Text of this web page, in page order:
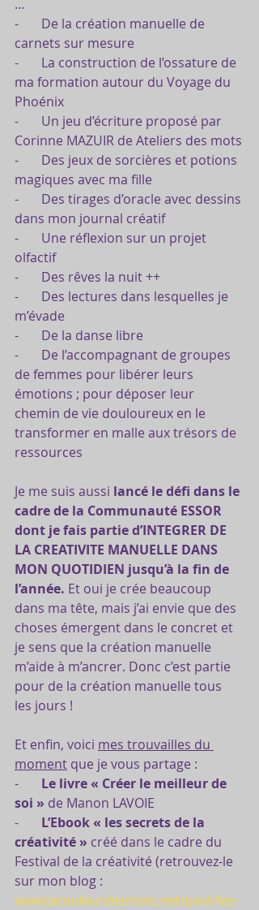
…
-       De la création manuelle de
carnets sur mesure
-       La construction de l’ossature de
ma formation autour du Voyage du
Phoénix
-       Un jeu d’écriture proposé par
Corinne MAZUIR de Ateliers des mots
-       Des jeux de sorcières et potions
magiques avec ma fille
-       Des tirages d’oracle avec dessins
dans mon journal créatif
-       Une réflexion sur un projet
olfactif
-       Des rêves la nuit ++
-       Des lectures dans lesquelles je
m’évade
-       De la danse libre
-       De l’accompagnant de groupes
de femmes pour libérer leurs
émotions ; pour déposer leur
chemin de vie douloureux en le
transformer en malle aux trésors de
ressources
Je me suis aussi lancé le défi dans le
cadre de la Communauté ESSOR
dont je fais partie d’INTEGRER DE
LA CREATIVITE MANUELLE DANS
MON QUOTIDIEN jusqu’à la fin de
l’année. Et oui je crée beaucoup
dans ma tête, mais j’ai envie que des
choses émergent dans le concret et
je sens que la création manuelle
m’aide à m’ancrer. Donc c’est partie
pour de la création manuelle tous
les jours !
Et enfin, voici mes trouvailles du
moment que je vous partage :
- Le livre « Créer le meilleur de
soi » de Manon LAVOIE
- L’Ebook « les secrets de la
créativité » créé dans le cadre du
Festival de la créativité (retrouvez-le
sur mon blog :
www.lacouleurdesmots.net/post/les-